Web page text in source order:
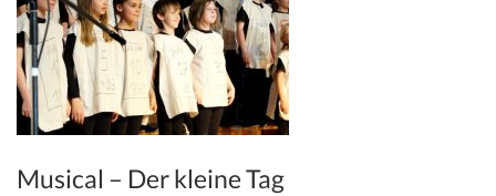
Musical – Der kleine Tag